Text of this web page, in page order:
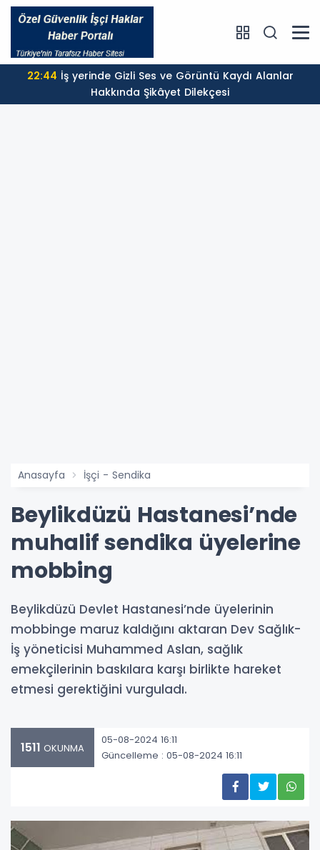
22:44
Hakkında Şikâyet Dilekçesi
Anasayfa İşçi - Sendika
Beylikdüzü Hastanesi’nde
muhalif sendika üyelerine
mobbing
Beylikdüzü Devlet Hastanesi’nde üyelerinin
mobbinge maruz kaldığını aktaran Dev Sağlık-
İş yöneticisi Muhammed Aslan, sağlık
emekçilerinin baskılara karşı birlikte hareket
etmesi gerektiğini vurguladı.
1511 OKUNMA
05-08-2024 16:11
Güncelleme : 05-08-2024 16:11